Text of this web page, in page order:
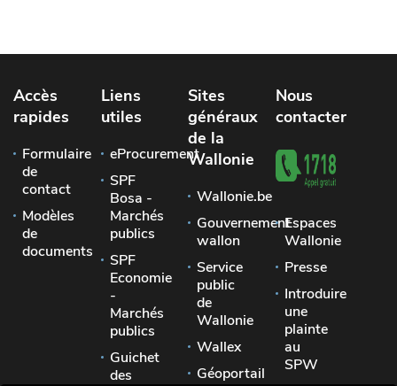
Accès
rapides
Formulaire
de
contact
Modèles
de
documents
Liens
utiles
eProcurement
SPF
Bosa -
Marchés
publics
SPF
Economie
-
Marchés
publics
Guichet
des
Sites
généraux
de la
Wallonie
Wallonie.be
Gouvernement
wallon
Service
public
de
Wallonie
Wallex
Géoportail
Nous
contacter
Espaces
Wallonie
Presse
Introduire
une
plainte
au
SPW